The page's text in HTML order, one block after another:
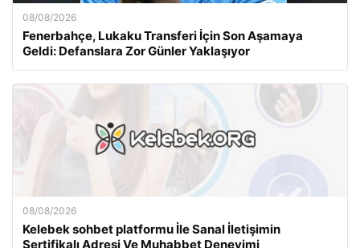
08/08/2026
Fenerbahçe, Lukaku Transferi İçin Son Aşamaya
Geldi: Defanslara Zor Günler Yaklaşıyor
08/08/2026
Kelebek sohbet platformu İle Sanal İletişimin
Sertifikalı Adresi Ve Muhabbet Deneyimi